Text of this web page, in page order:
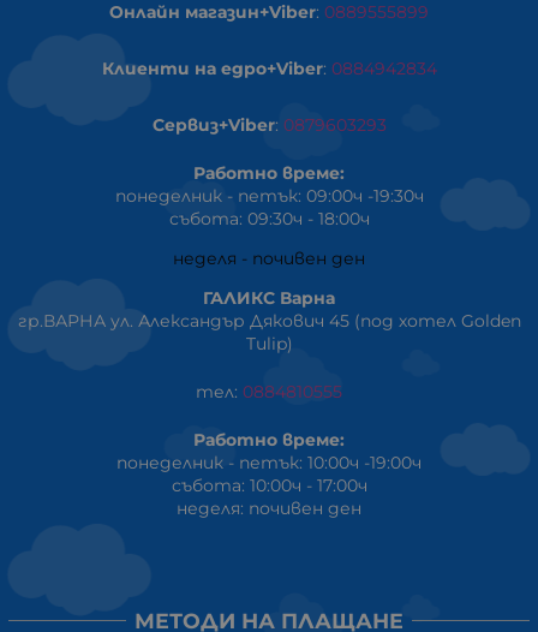
Онлайн магазин+Viber: 0889555899
Клиенти на едро+Viber: 0884942834
Сервиз+Viber: 0879603293
Работно време:
понеделник - петък: 09:00ч -19:30ч
събота: 09:30ч - 18:00ч
неделя - почивен ден
ГАЛИКС Варна
гр.ВАРНА ул. Александър Дякович 45 (под хотел Golden
Tulip)
тел: 0884810555
Работно време:
понеделник - петък: 10:00ч -19:00ч
събота: 10:00ч - 17:00ч
неделя: почивен ден
МЕТОДИ НА ПЛАЩАНЕ